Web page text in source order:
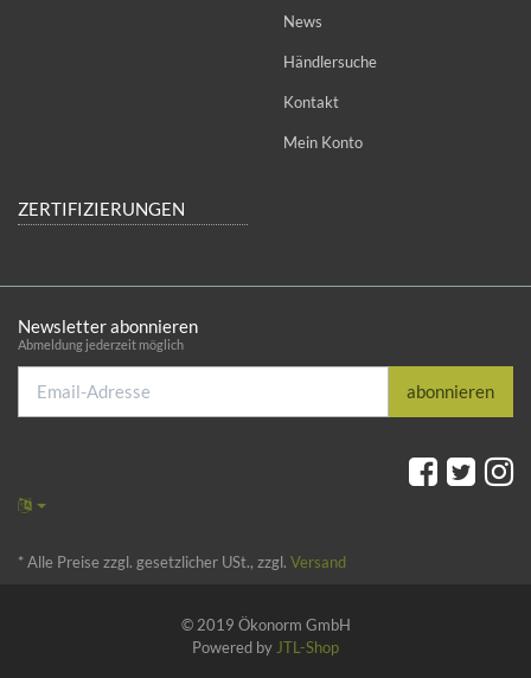
News
Händlersuche
Kontakt
Mein Konto
ZERTIFIZIERUNGEN
Newsletter abonnieren
Abmeldung jederzeit möglich
Adresse
abonnieren
* Alle Preise zzgl. gesetzlicher USt., zzgl. Versand
© 2019 Ökonorm GmbH
Powered byJTL-Shop